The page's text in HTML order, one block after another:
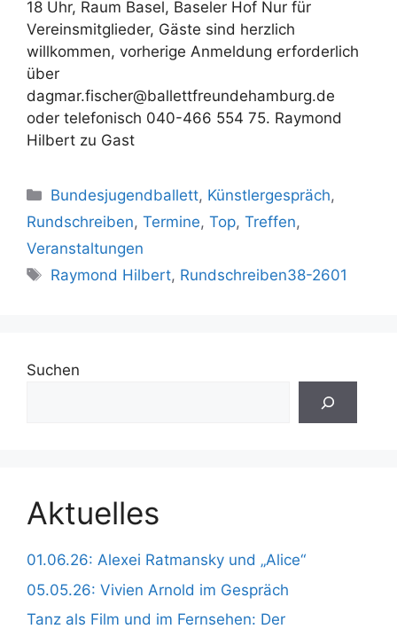
18 Uhr, Raum Basel, Baseler Hof Nur für
Vereinsmitglieder, Gäste sind herzlich
willkommen, vorherige Anmeldung erforderlich
über
dagmar.fischer@ballettfreundehamburg.de
oder telefonisch 040-466 554 75. Raymond
Hilbert zu Gast
Kategorien
Bundesjugendballett, Künstlergespräch,
Rundschreiben, Termine, Top, Treffen,
Veranstaltungen
Schlagwörter
Raymond Hilbert, Rundschreiben38-2601
Suchen
Aktuelles
01.06.26: Alexei Ratmansky und „Alice“
05.05.26: Vivien Arnold im Gespräch
Tanz als Film und im Fernsehen: Der